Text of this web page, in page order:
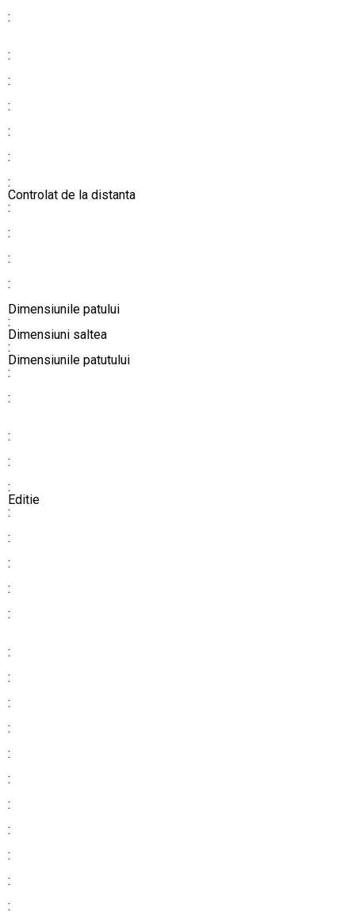
:
:
:
:
:
:
:
​​​​​​​​​​​​​​Controlat de la distanta
:
:
:
:
​​​​​​​​​​​​​​Dimensiunile patului
:
Dimensiuni saltea
:
Dimensiunile patutului
:
:
:
:
:
Editie
:
:
:
:
:
:
:
:
:
:
:
:
:
:
:
: